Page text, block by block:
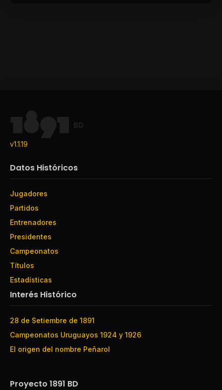
BD
v1.1.19
Datos Históricos
Jugadores
Partidos
Entrenadores
Presidentes
Campeonatos
Títulos
Estadísticas
Interés Histórico
28 de Setiembre de 1891
Campeonatos Uruguayos 1924 y 1926
El origen del nombre Peñarol
Proyecto 1891 BD